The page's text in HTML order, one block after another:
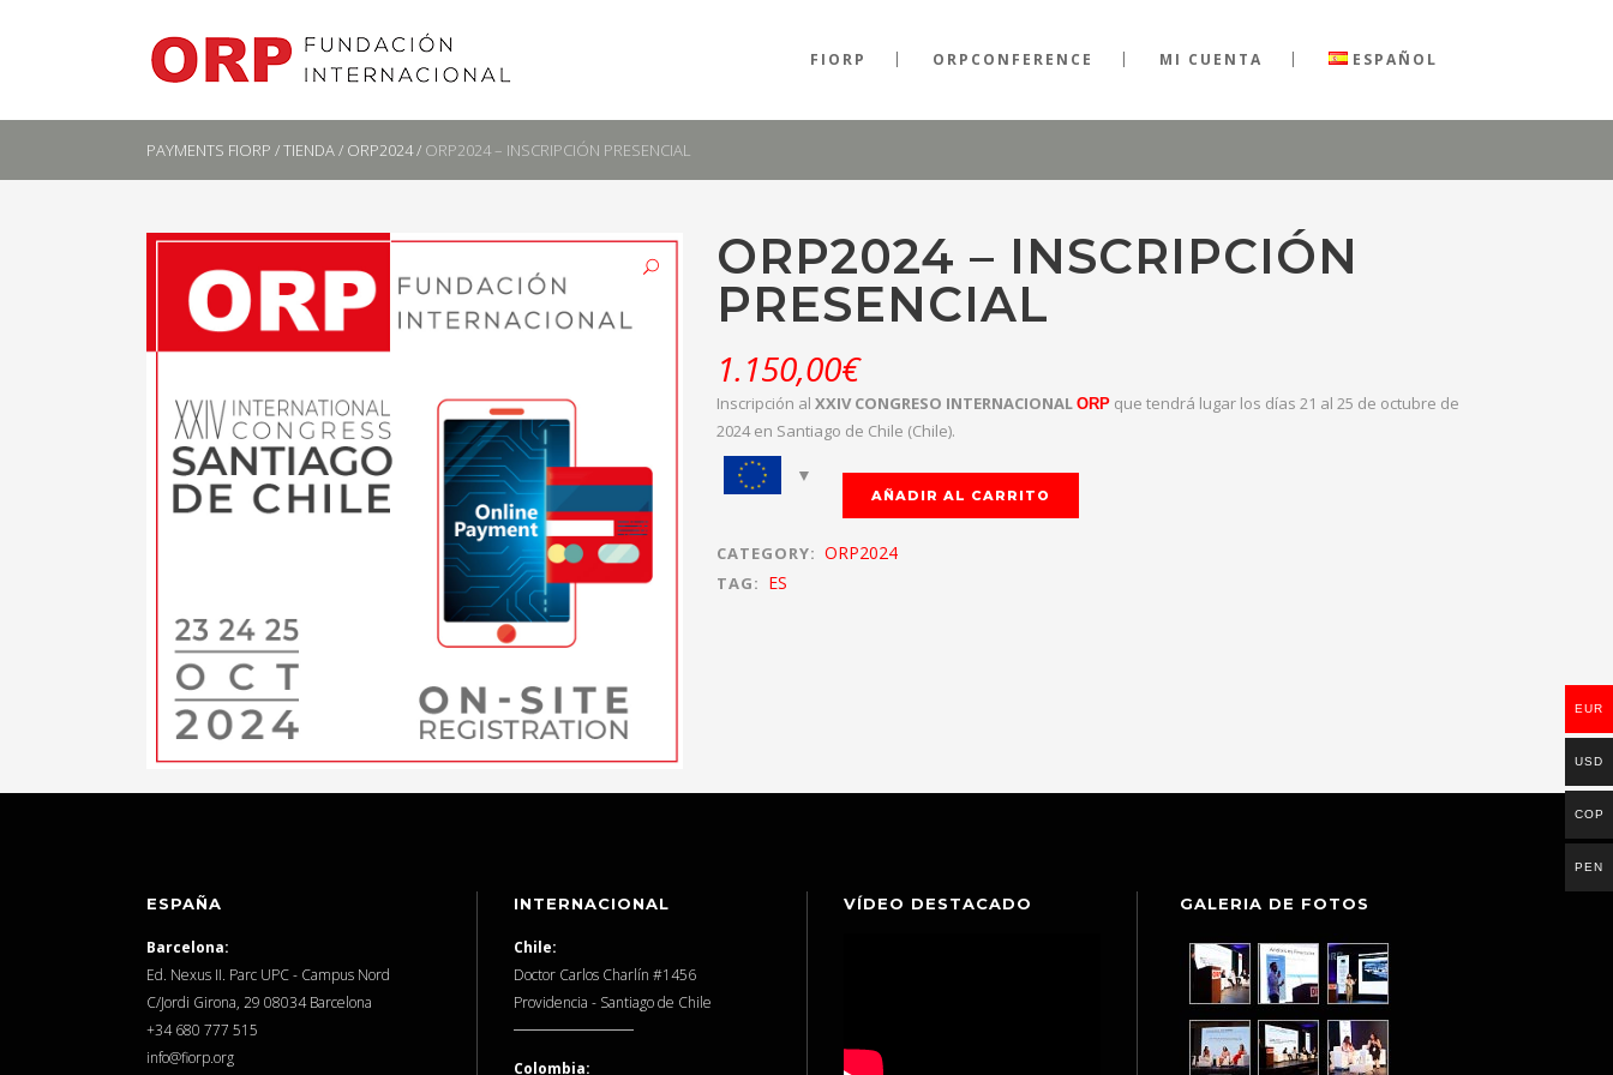
FIORP ORPCONFERENCE MI CUENTA ESPAÑOL
PAYMENTS FIORP /TIENDA/ ORP2024/ ORP2024 – INSCRIPCIÓN PRESENCIAL
ORP2024 – INSCRIPCIÓN
PRESENCIAL
1.150,00€
Inscripción al XXIV CONGRESO INTERNACIONAL ORP que tendrá lugar los días 21 al 25 de octubre de
2024 en Santiago de Chile (Chile).
AÑADIR AL CARRITO
CATEGORY: ORP2024
TAG: ES
ESPAÑA
Barcelona:
Ed. Nexus II. Parc UPC - Campus Nord
C/Jordi Girona, 29 08034 Barcelona
‎+34 680 777 515
info@fiorp.org
INTERNACIONAL
Chile:
Doctor Carlos Charlín #1456
Providencia - Santiago de Chile
Colombia:
VÍDEO DESTACADO GALERIA DE FOTOS
EUR
USD
COP
PEN